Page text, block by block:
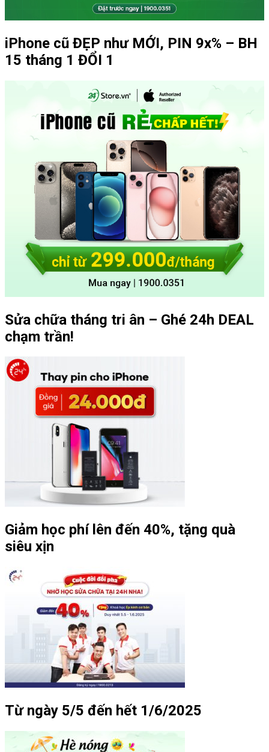
iPhone cũ ĐẸP như MỚI, PIN 9x% – BH
15 tháng 1 ĐỔI 1
Sửa chữa tháng tri ân – Ghé 24h DEAL
chạm trần!
Giảm học phí lên đến 40%, tặng quà
siêu xịn
Từ ngày 5/5 đến hết 1/6/2025